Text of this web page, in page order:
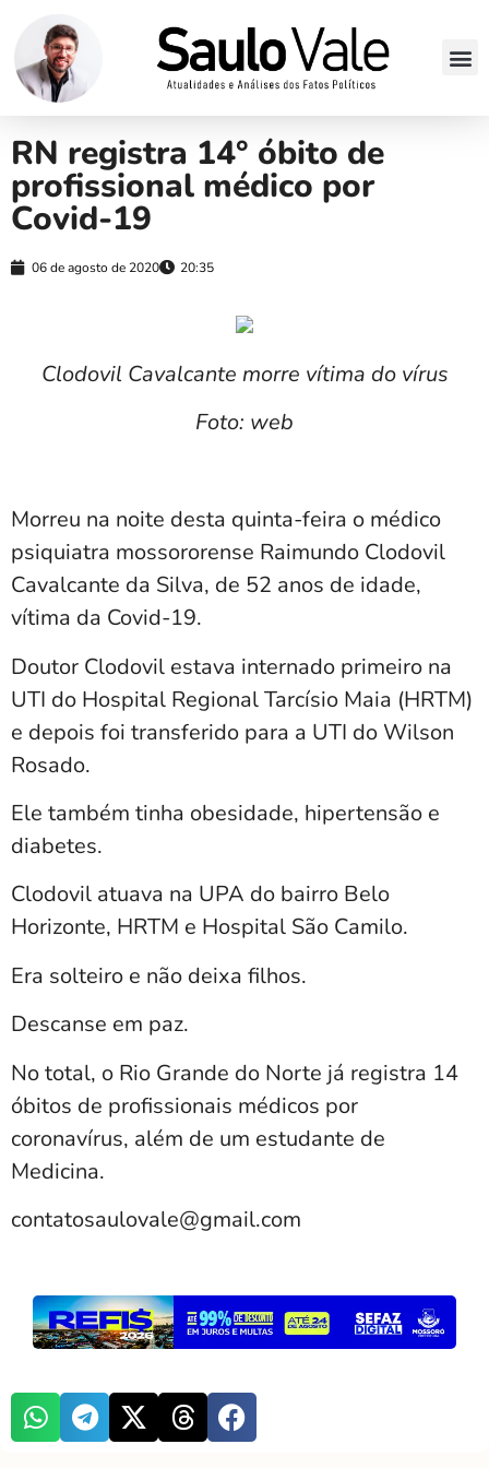
RN registra 14° óbito de
profissional médico por
Covid-19
06 de agosto de 2020 20:35
Clodovil Cavalcante morre vítima do vírus
Foto: web
Morreu na noite desta quinta-feira o médico
psiquiatra mossororense Raimundo Clodovil
Cavalcante da Silva, de 52 anos de idade,
vítima da Covid-19.
Doutor Clodovil estava internado primeiro na
UTI do Hospital Regional Tarcísio Maia (HRTM)
e depois foi transferido para a UTI do Wilson
Rosado.
Ele também tinha obesidade, hipertensão e
diabetes.
Clodovil atuava na UPA do bairro Belo
Horizonte, HRTM e Hospital São Camilo.
Era solteiro e não deixa filhos.
Descanse em paz.
No total, o Rio Grande do Norte já registra 14
óbitos de profissionais médicos por
coronavírus, além de um estudante de
Medicina.
contatosaulovale@gmail.com